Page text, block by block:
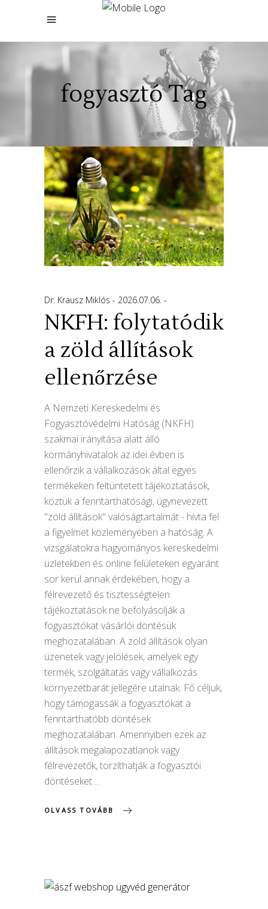
fogyasztó Tag
Dr. Krausz Miklós 2026.07.06.
NKFH: folytatódik
a zöld állítások
ellenőrzése
A Nemzeti Kereskedelmi és
Fogyasztóvédelmi Hatóság (NKFH)
szakmai irányítása alatt álló
kormányhivatalok az idei évben is
ellenőrzik a vállalkozások által egyes
termékeken feltüntetett tájékoztatások,
köztük a fenntarthatósági, úgynevezett
"zöld állítások" valóságtartalmát - hívta fel
a figyelmet közleményében a hatóság. A
vizsgálatokra hagyományos kereskedelmi
üzletekben és online felületeken egyaránt
sor kerül annak érdekében, hogy a
félrevezető és tisztességtelen
tájékoztatások ne befolyásolják a
fogyasztókat vásárlói döntésük
meghozatalában. A zöld állítások olyan
üzenetek vagy jelölések, amelyek egy
termék, szolgáltatás vagy vállalkozás
környezetbarát jellegére utalnak. Fő céljuk,
hogy támogassák a fogyasztókat a
fenntarthatóbb döntések
meghozatalában. Amennyiben ezek az
állítások megalapozatlanok vagy
félrevezetők, torzíthatják a fogyasztói
döntéseket
OLVASS TOVÁBB